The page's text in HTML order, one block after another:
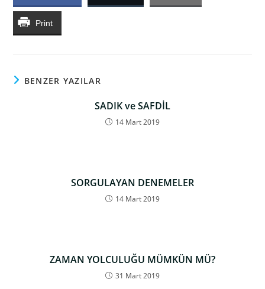
Print
BENZER YAZILAR
SADIK ve SAFDİL
14 Mart 2019
SORGULAYAN DENEMELER
14 Mart 2019
ZAMAN YOLCULUĞU MÜMKÜN MÜ?
31 Mart 2019